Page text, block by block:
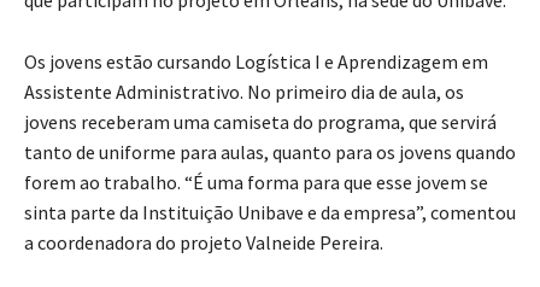
Os jovens estão cursando Logística I e Aprendizagem em
Assistente Administrativo. No primeiro dia de aula, os
jovens receberam uma camiseta do programa, que servirá
tanto de uniforme para aulas, quanto para os jovens quando
forem ao trabalho. “É uma forma para que esse jovem se
sinta parte da Instituição Unibave e da empresa”, comentou
a coordenadora do projeto Valneide Pereira.